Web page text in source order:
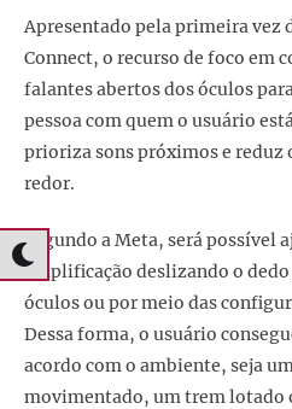
Apresentado pela primeira vez
Connect, o recurso de foco em
falantes abertos dos óculos
pessoa com quem o usuário
prioriza sons próximos e reduz
redor.
Segundo a Meta, será possível
amplificação deslizando o
óculos ou por meio das
Dessa forma, o usuário
acordo com o ambiente, seja
movimentado, um trem lotado